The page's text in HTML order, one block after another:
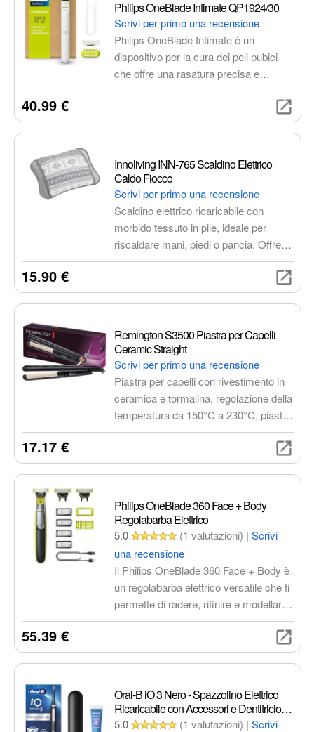
Philips OneBlade Intimate QP1924/30
Scrivi per primo una recensione
Philips OneBlade Intimate è un
dispositivo per la cura dei peli pubici
che offre una rasatura precisa e
confortevole, senza irritazioni. La
qualsiasi lunghezza, mentre il sistema
massima sicurezza. Il dispositivo è
impermeabile e ricaricabile, ideale per
la tua routine quotidiana e in viaggio.
40.99 €
Innoliving INN-765 Scaldino Elettrico
Caldo Fiocco
Scrivi per primo una recensione
Scaldino elettrico ricaricabile con
morbido tessuto in pile, ideale per
riscaldare mani, piedi o pancia. Offre
fino a 6 ore di calore e si riscalda in 15
15.90 €
Remington S3500 Piastra per Capelli
Ceramic Straight
Scrivi per primo una recensione
Piastra per capelli con rivestimento in
ceramica e tormalina, regolazione della
temperatura da 150°C a 230°C, piastre
strette extra-lunghe da 110 mm e
secondi e spegnimento automatico.
17.17 €
Philips OneBlade 360 Face + Body
Regolabarba Elettrico
5.0 (1 valutazioni) |Scrivi
una recensione
Il Philips OneBlade 360 Face + Body è
un regolabarba elettrico versatile che ti
permette di radere, rifinire e modellare
la barba di qualsiasi lunghezza, sia sul
viso che sul corpo. La sua tecnologia
OneBlade, con una lama che si muove
efficace anche sui peli più lunghi e
garantisce una rasatura precisa e
confortevole.
55.39 €
Oral-B iO 3 Nero - Spazzolino Elettrico
Ricaricabile con Accessori e Dentifricio
Sbiancante
5.0 (1 valutazioni) |Scrivi